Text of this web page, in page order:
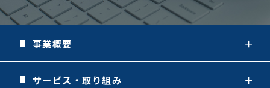
事業概要 ＋
サービス・取り組み ＋